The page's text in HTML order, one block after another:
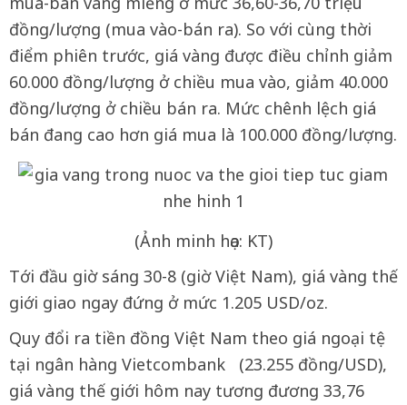
đồng/lượng (mua vào-bán ra). So với cùng thời
điểm phiên trước, giá vàng được điều chỉnh giảm
60.000 đồng/lượng ở chiều mua vào, giảm 40.000
đồng/lượng ở chiều bán ra. Mức chênh lệch giá
bán đang cao hơn giá mua là 100.000 đồng/lượng.
(Ảnh minh họa: KT)
Tới đầu giờ sáng 30-8 (giờ Việt Nam), giá vàng thế
giới giao ngay đứng ở mức 1.205 USD/oz.
Quy đổi ra tiền đồng Việt Nam theo giá ngoại tệ
tại ngân hàng Vietcombank (23.255 đồng/USD),
giá vàng thế giới hôm nay tương đương 33,76